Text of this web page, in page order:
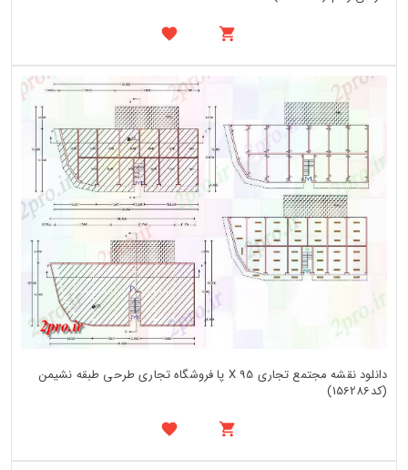
دانلود نقشه مجتمع تجاری X 95 پا فروشگاه تجاری طرحی طبقه نشیمن
(کد156286)